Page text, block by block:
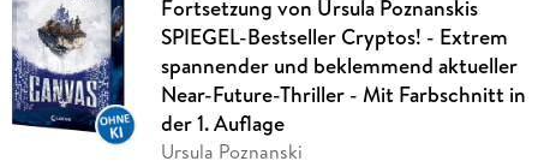
Fortsetzung von Ursula Poznanskis
SPIEGEL-Bestseller Cryptos! - Extrem
spannender und beklemmend aktueller
Near-Future-Thriller - Mit Farbschnitt in
der 1. Auflage
Ursula Poznanski